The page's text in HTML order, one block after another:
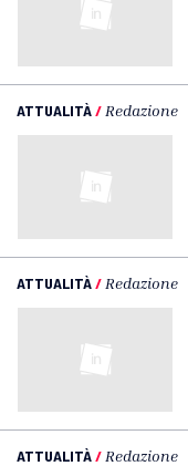
ATTUALITÀ/ Redazione
ATTUALITÀ/ Redazione
ATTUALITÀ/ Redazione